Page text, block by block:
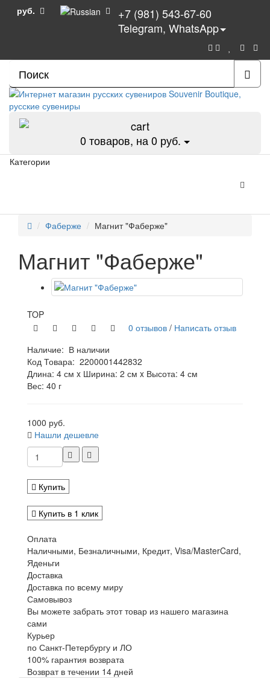
руб.
+7 (981) 543-67-60
Telegram, WhatsApp
0товаров, на 0 руб.
Категории
Фаберже Магнит "Фаберже"
Магнит "Фаберже"
TOP
0 отзывов / Написать отзыв
Наличие: В наличии
Код Товара: 2200001442832
Длина: 4 см x Ширина: 2 см x Высота: 4 см
Вес: 40 г
1000 руб.
Нашли дешевле
Купить
Купить в 1 клик
Оплата
Наличными, Безналичными, Кредит, Visa/MasterCard,
Яденьги
Доставка
Доставка по всему миру
Самовывоз
Вы можете забрать этот товар из нашего магазина
сами
Курьер
по Санкт-Петербургу и ЛО
100% гарантия возврата
Возврат в течении 14 дней